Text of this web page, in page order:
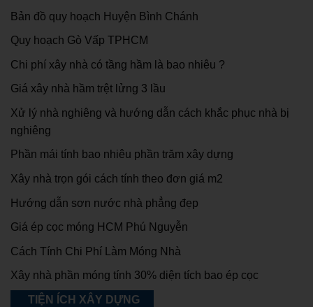
Bản đồ quy hoạch Huyện Bình Chánh
Quy hoạch Gò Vấp TPHCM
Chi phí xây nhà có tầng hầm là bao nhiêu ?
Giá xây nhà hầm trệt lửng 3 lầu
Xử lý nhà nghiêng và hướng dẫn cách khắc phục nhà bị
nghiêng
Phần mái tính bao nhiêu phần trăm xây dựng
Xây nhà trọn gói cách tính theo đơn giá m2
Hướng dẫn sơn nước nhà phẳng đẹp
Giá ép cọc móng HCM Phú Nguyễn
Cách Tính Chi Phí Làm Móng Nhà
Xây nhà phần móng tính 30% diện tích bao ép cọc
TIỆN ÍCH XÂY DỰNG